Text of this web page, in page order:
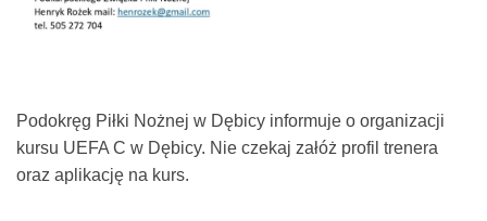
Podokręg Piłki Nożnej w Dębicy informuje o organizacji
kursu UEFA C w Dębicy. Nie czekaj załóż profil trenera
oraz aplikację na kurs.